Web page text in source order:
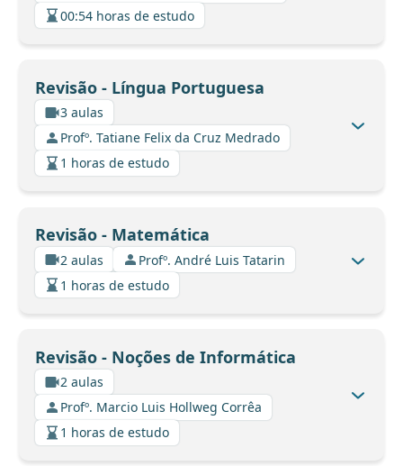
00:54 horas de estudo
Revisão - Língua Portuguesa
3 aulas
Profº. Tatiane Felix da Cruz Medrado
1 horas de estudo
Revisão - Matemática
2 aulas
Profº. André Luis Tatarin
1 horas de estudo
Revisão - Noções de Informática
2 aulas
Profº. Marcio Luis Hollweg Corrêa
1 horas de estudo